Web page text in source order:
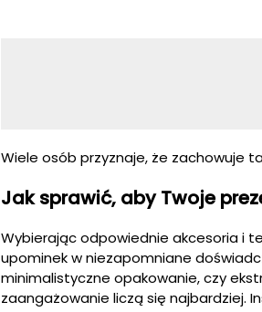
Wiele osób przyznaje, że zachowuje
Jak sprawić, aby Twoje
Wybierając odpowiednie akcesoria i
upominek w niezapomniane
minimalistyczne opakowanie, czy
zaangażowanie liczą się najbardziej.